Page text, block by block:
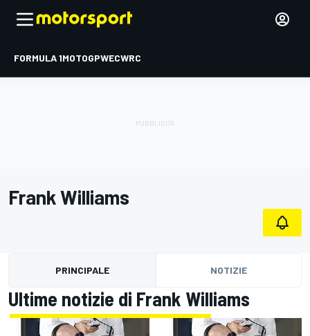
FORMULA 1MOTOGPWECWRC
Frank Williams
PRINCIPALE NOTIZIE
Ultime notizie di Frank Williams